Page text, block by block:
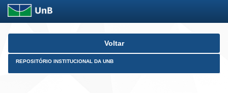
Skip
Voltar
REPOSITÓRIO INSTITUCIONAL DA UNB